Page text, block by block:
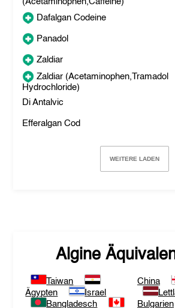
Dafalgan Codeine
Panadol
Zaldiar
Zaldiar (Acetaminophen,Tramadol
Hydrochloride)
Di Antalvic
Efferalgan Cod
WEITERE LADEN
Algine
Taiwan
Ägypten
Israel
Bangladesch
China
Bulgarien